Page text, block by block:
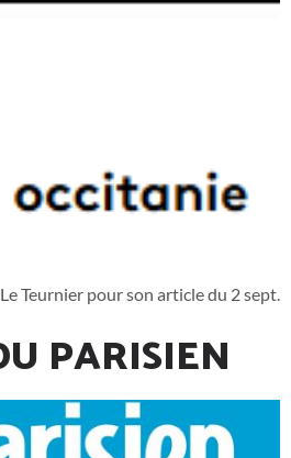
Teurnier pour son article du 2 sept.
PARISIEN